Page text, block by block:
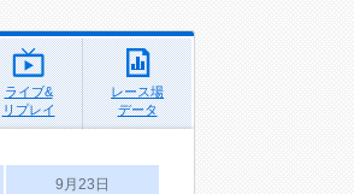
ライブ&
リプレイ
レース場
データ
9月23日